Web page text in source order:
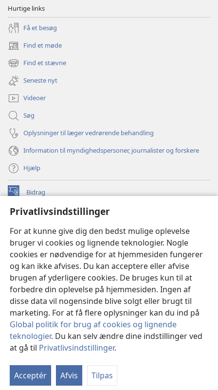
Privatlivsindstillinger
For at kunne give dig den bedst mulige oplevelse
bruger vi cookies og lignende teknologier. Nogle
cookies er nødvendige for at hjemmesiden fungerer
og kan ikke afvises. Du kan acceptere eller afvise
brugen af yderligere cookies. De bruges kun til at
forbedre din oplevelse på hjemmesiden. Ingen af
disse data vil nogensinde blive solgt eller brugt til
marketing. For at få flere oplysninger kan du ind på
Global politik for brug af cookies og lignende
teknologier. Du kan selv ændre dine indstillinger ved
at gå til Privatlivsindstillinger.
Acceptér Afvis Tilpas
Hurtige links
Få et besøg
Find et møde
(åbner
nyt
vindue)
Find et stævne
(åbner
nyt
vindue)
Seneste nyt
Videoer
Søg
Oplysninger til læger vedrørende behandling
Information til myndighedspersoner, journalister og forskere
Hjælp
Bidrag
(åbner
vindue)Watchtower ONLINE LIBRARY™
nyt
vindue)JW Hub
(åbner
nyt
vindue)JW Library
Watchtower Library
Copyright© 2026 Watch Tower Bible and Tract Society of Pennsylvania.
ANVENDELSESVILKÅR |PRIVATLIVSPOLITIK
PRIVATLIVSINDSTILLINGER